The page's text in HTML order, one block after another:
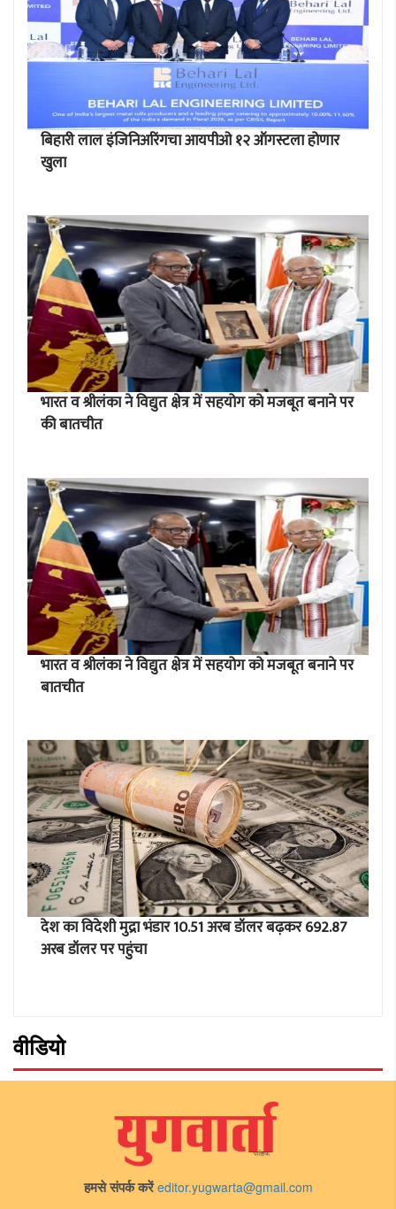
बिहारी लाल इंजिनिअरिंगचा आयपीओ १२ ऑगस्टला होणार
खुला
भारत व श्रीलंका ने विद्युत क्षेत्र में सहयोग को मजबूत बनाने पर
की बातचीत
भारत व श्रीलंका ने विद्युत क्षेत्र में सहयोग को मजबूत बनाने पर
बातचीत
देश का विदेशी मुद्रा भंडार 10.51 अरब डॉलर बढ़कर 692.87
अरब डॉलर पर पहुंचा
वीडियो
हमसे संपर्क करें editor.yugwarta@gmail.com